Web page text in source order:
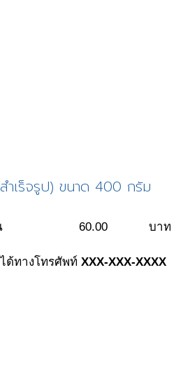
เร็จรูป) ขนาด 400 กรัม
60.00 บาท
ด้ทางโทรศัพท์ XXX-XXX-XXXX